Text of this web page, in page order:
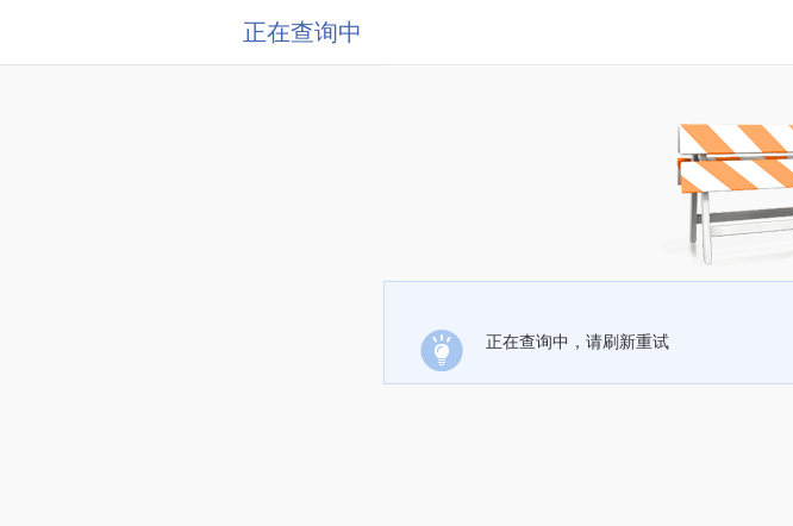
正在查询中
正在查询中，请刷新重试